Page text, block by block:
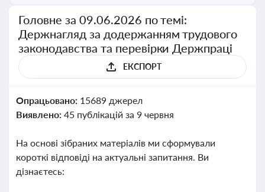
Головне за 09.06.2026 по темі:
Держнагляд за додержанням трудового
законодавства та перевірки Держпраці
ЕКСПОРТ
Опрацьовано: 15689 джерел
Виявлено: 45 публікацій за 9 червня
На основі зібраних матеріалів ми сформували
короткі відповіді на актуальні запитання. Ви
дізнаєтесь: